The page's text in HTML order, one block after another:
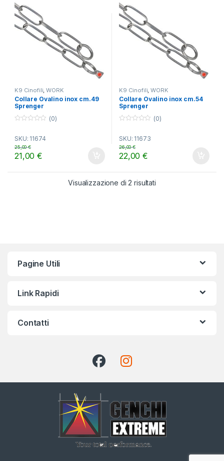
K9 Cinofili ,WORK
Collare Ovalino inox cm.49
Sprenger
u
t
f
(0)
SKU: 11674
21,00€
25,00€
K9 Cinofili ,WORK
Collare Ovalino inox cm.54
Sprenger
u
t
f
(0)
SKU: 11673
22,00€
26,00€
Visualizzazione di 2 risultati
Pagine Utili
Link Rapidi
Contatti